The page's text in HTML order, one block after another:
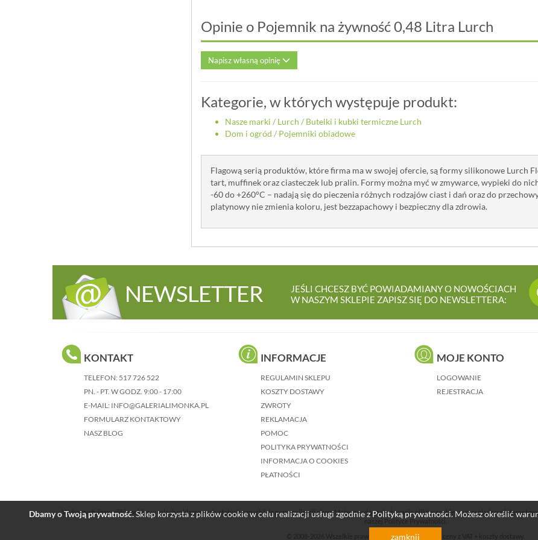
Dbamy o Twoją prywatność.Sklep korzysta z plików cookie w celu realizacji usługi zgodnie z Polityką prywatności. Możesz określić
zamknij
Opinie o Pojemnik na żywność 0,48 Litra Lurch
Napisz własną opinię
Kategorie, w których występuje produkt:
Nasze marki / Lurch / Butelki i kubki termiczne Lurch
Dom i ogród / Pojemniki obiadowe
Flagową serią produktów, które firma ma w swojej ofercie, są formy silikonowe Lurch
tart, muffinek oraz ciasteczek lub pralin. Formy można myć w zmywarce, wypieki do
-60 do +260°C – nadają się do pieczenia różnych rodzajów ciast i dań oraz do
platynowy nie zmienia koloru, jest bezzapachowy i bezpieczny dla zdrowia.
NEWSLETTER
JEŚLI CHCESZ BYĆ POWIADAMIANY O NOWOŚCIACH
W NASZYM SKLEPIE ZAPISZ SIĘ DO NEWSLETTERA:
KONTAKT
TELEFON: 517 726 522
PN. - PT. W GODZ. 9:00 - 17:00
E-MAIL: INFO@GALERIALIMONKA.PL
FORMULARZ KONTAKTOWY
NASZ BLOG
INFORMACJE
REGULAMIN SKLEPU
KOSZTY DOSTAWY
ZWROTY
REKLAMACJA
POMOC
POLITYKA PRYWATNOŚCI
INFORMACJA O COOKIES
PŁATNOŚCI
MOJE KONTO
LOGOWANIE
REJESTRACJA
Wykorzystujemy pliki cookies w celach reklamowych, statystycznych i do personalizacji stron. Możesz wyłączyć używanie plików cookies w przeglądarce
naszej Polityce Prywatności.
© 2008-2026 Wszelkie prawa zastrzeżone. Wszystkie ceny z VAT + koszty dostawy.